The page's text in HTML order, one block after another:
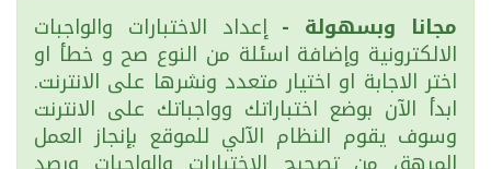
مجانا وبسهولة -إعداد الاختبارات والواجبات
الالكترونية وإضافة اسئلة من النوع صح و خطأ او
اختر الاجابة او اختيار متعدد ونشرها على الانترنت.
ابدأ الآن بوضع اختباراتك وواجباتك على الانترنت
وسوف يقوم النظام الآلي للموقع بإنجاز العمل